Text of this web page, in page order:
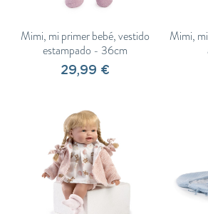
Mimi, mi primer bebé, vestido
estampado - 36cm
29,99 €
Mimi,
Del 31 de julio al 23 de agosto
Puedes seguir haciendo tus
total normalidad y los
mucho cariño a partir del